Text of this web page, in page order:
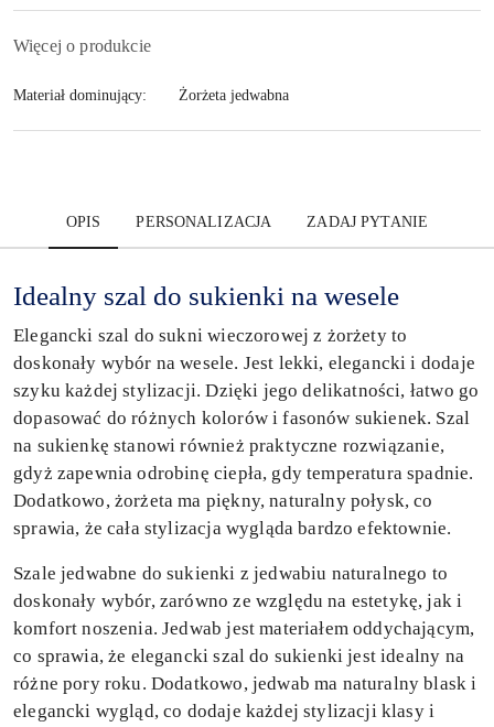
Więcej o produkcie
Materiał dominujący: Żorżeta jedwabna
OPIS PERSONALIZACJA ZADAJ PYTANIE
Idealny szal do sukienki na wesele
Elegancki szal do sukni wieczorowej z żorżety to
doskonały wybór na wesele. Jest lekki, elegancki i dodaje
szyku każdej stylizacji. Dzięki jego delikatności, łatwo go
dopasować do różnych kolorów i fasonów sukienek. Szal
na sukienkę stanowi również praktyczne rozwiązanie,
gdyż zapewnia odrobinę ciepła, gdy temperatura spadnie.
Dodatkowo, żorżeta ma piękny, naturalny połysk, co
sprawia, że cała stylizacja wygląda bardzo efektownie.
Szale jedwabne do sukienki z jedwabiu naturalnego to
doskonały wybór, zarówno ze względu na estetykę, jak i
komfort noszenia. Jedwab jest materiałem oddychającym,
co sprawia, że elegancki szal do sukienki jest idealny na
różne pory roku. Dodatkowo, jedwab ma naturalny blask i
elegancki wygląd, co dodaje każdej stylizacji klasy i